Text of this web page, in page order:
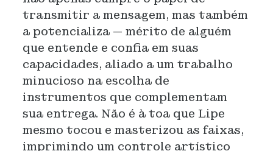
transmitir a mensagem, mas também
a potencializa — mérito de alguém
que entende e confia em suas
capacidades, aliado a um trabalho
minucioso na escolha de
instrumentos que complementam
sua entrega. Não é à toa que Lipe
mesmo tocou e masterizou as faixas,
imprimindo um controle artístico